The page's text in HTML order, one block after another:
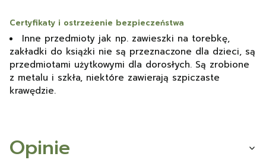
Certyfikaty i ostrzeżenie bezpieczeństwa
Inne przedmioty jak np. zawieszki na torebkę,
zakładki do książki nie są przeznaczone dla dzieci, są
przedmiotami użytkowymi dla dorosłych. Są zrobione
z metalu i szkła, niektóre zawierają szpiczaste
krawędzie.
Opinie